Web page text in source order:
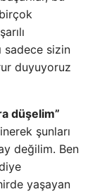
sadece sizin
duyuyoruz
düşelim”
şunları
değilim. Ben
yaşayan